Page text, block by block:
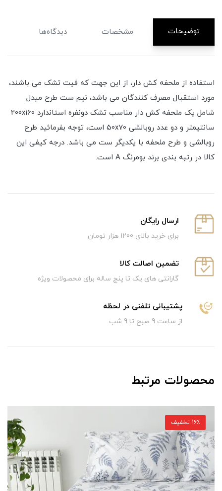
توضیحات مشخصات دیدگاه‌ها
استفاده از ملحفه کش دار، از این جهت که فیت تشک می باشند،
مورد استقبال مصرف کنندگان می باشد، نیم ست طرح میدل
شامل یک ملحفه کش دار مناسب تشک دونفره استاندارد 200x160
سانتیمتر و دو عدد روبالشی 50x70 است، توجه بفرمائید طرح
روبالشی و طرح ملحفه با یکدیگر ست می باشد. درجه کیفی این
کالا در رتبه بندی برند بومرنگ A است.
ارسال رایگان
برای خرید بالای 1200 هزار تومان
تضمین اصالت کالا
گارانتی های یک تا پنج ساله برای محصولات ویژه
پشتیبانی تلفنی در لحظه
از ساعت 9 صبح تا 9 شب
محصولات مرتبط
15٪ تخفیف